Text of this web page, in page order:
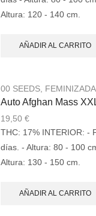
Altura: 120 - 140 cm.
AÑADIR AL CARRITO
00 SEEDS
Auto Afghan Mass
19,50 €
THC: 17% INTERIOR: -
días. - Altura: 80 - 100
Altura: 130 - 150 cm.
AÑADIR AL CARRITO